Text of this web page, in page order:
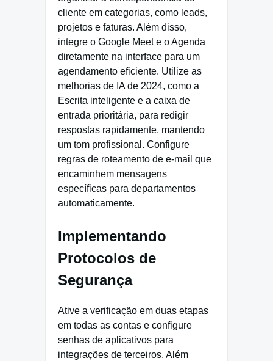
cliente em categorias, como leads,
projetos e faturas. Além disso,
integre o Google Meet e o Agenda
diretamente na interface para um
agendamento eficiente. Utilize as
melhorias de IA de 2024, como a
Escrita inteligente e a caixa de
entrada prioritária, para redigir
respostas rapidamente, mantendo
um tom profissional. Configure
regras de roteamento de e-mail que
encaminhem mensagens
específicas para departamentos
automaticamente.
Implementando
Protocolos de
Segurança
Ative a verificação em duas etapas
em todas as contas e configure
senhas de aplicativos para
integrações de terceiros. Além